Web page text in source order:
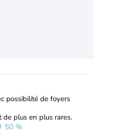
possibilité de foyers
plus en plus rares.
50 %